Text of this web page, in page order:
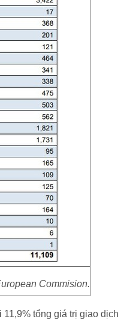
Commision.
tổng giá trị giao dịch